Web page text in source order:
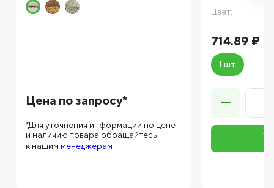
Цена по запросу*
*Для уточнения информации по цене
и наличию товара обращайтесь
к нашим менеджерам
Цвет:
714.89 ₽
1 шт.